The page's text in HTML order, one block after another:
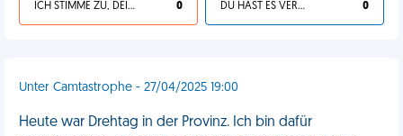
ICH STIMME ZU, DEIN LEBEN IST SCHEISSE 0 DU HAST ES VERDIENT 0
Unter Camtastrophe - 27/04/2025 19:00
Heute war Drehtag in der Provinz. Ich bin dafür